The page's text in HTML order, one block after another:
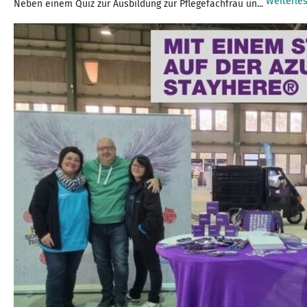
Neben einem Quiz zur Ausbildung zur Pflegefachfrau un...